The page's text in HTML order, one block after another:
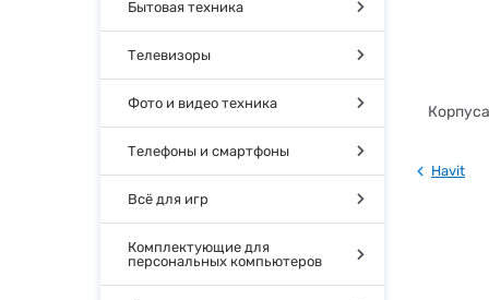
Бытовая техника
Телевизоры
Фото и видео техника
Телефоны и смартфоны
Всё для игр
Комплектующие для
персональных компьютеров
Havit